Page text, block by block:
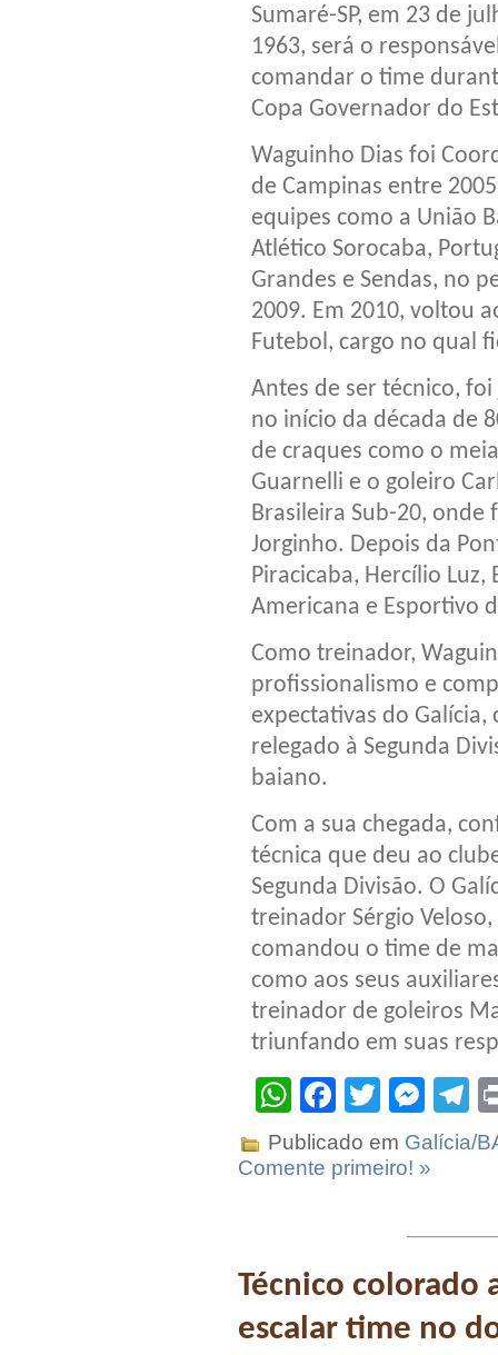
Sumaré-SP, em 23 de
1963, será o
comandar o time
Copa Governador do
Waguinho Dias foi
de Campinas entre
equipes como a União
Atlético Sorocaba,
Grandes e Sendas, no
2009. Em 2010, voltou
Futebol, cargo no qual
Antes de ser técnico,
no início da década de
de craques como o
Guarnelli e o goleiro
Brasileira Sub-20, onde
Jorginho. Depois da
Piracicaba, Hercílio
Americana e Esportivo
Como treinador,
profissionalismo e
expectativas do
relegado à Segunda
baiano.
Com a sua chegada,
técnica que deu ao
Segunda Divisão. O
treinador Sérgio
comandou o time de
como aos seus
treinador de goleiros
triunfando em suas
WhatsApp
Facebook
Twitter
Publicado em Galícia/
Comente primeiro! »
Técnico colorado
escalar time no